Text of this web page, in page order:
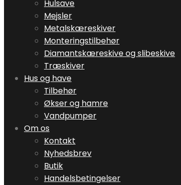
Hulsave
Mejsler
Metalskæreskiver
Monteringstilbehør
Diamantskæreskive og slibeskive
Træskiver
Hus og have
Tilbehør
Økser og hamre
Vandpumper
Om os
Kontakt
Nyhedsbrev
Butik
Handelsbetingelser